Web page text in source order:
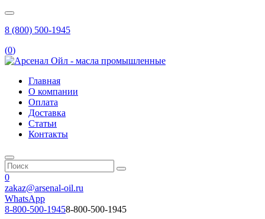
8 (800) 500-1945
(0)
Главная
О компании
Оплата
Доставка
Статьи
Контакты
0
zakaz@arsenal-oil.ru
WhatsApp
8-800-500-19458-800-500-1945